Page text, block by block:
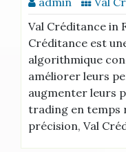
Val Créditance in
Créditance est
algorithmique
améliorer leurs
augmenter leurs
trading en temps
précision, Val